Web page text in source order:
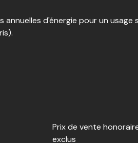
d'énergie pour un
Prix de vente
exclus